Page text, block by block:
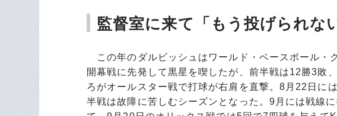
監督室に来て「もう投げられな
この年のダルビッシュはワールド・ベースボール・
開幕戦に先発して黒星を喫したが、前半戦は12勝3敗
ろがオールスター戦で打球が右肩を直撃。8月22日に
半戦は故障に苦しむシーズンとなった。9月には戦線